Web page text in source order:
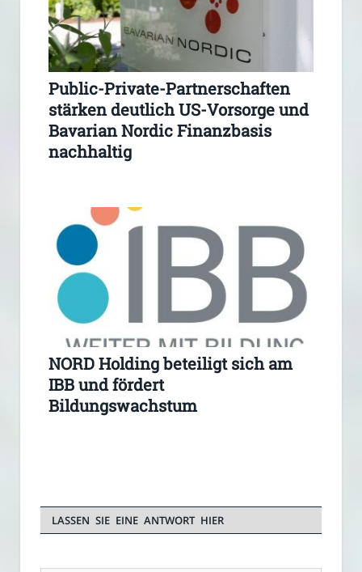
Public-Private-Partnerschaften
stärken deutlich US-Vorsorge und
Bavarian Nordic Finanzbasis
nachhaltig
NORD Holding beteiligt sich am
IBB und fördert
Bildungswachstum
LASSEN SIE EINE ANTWORT HIER